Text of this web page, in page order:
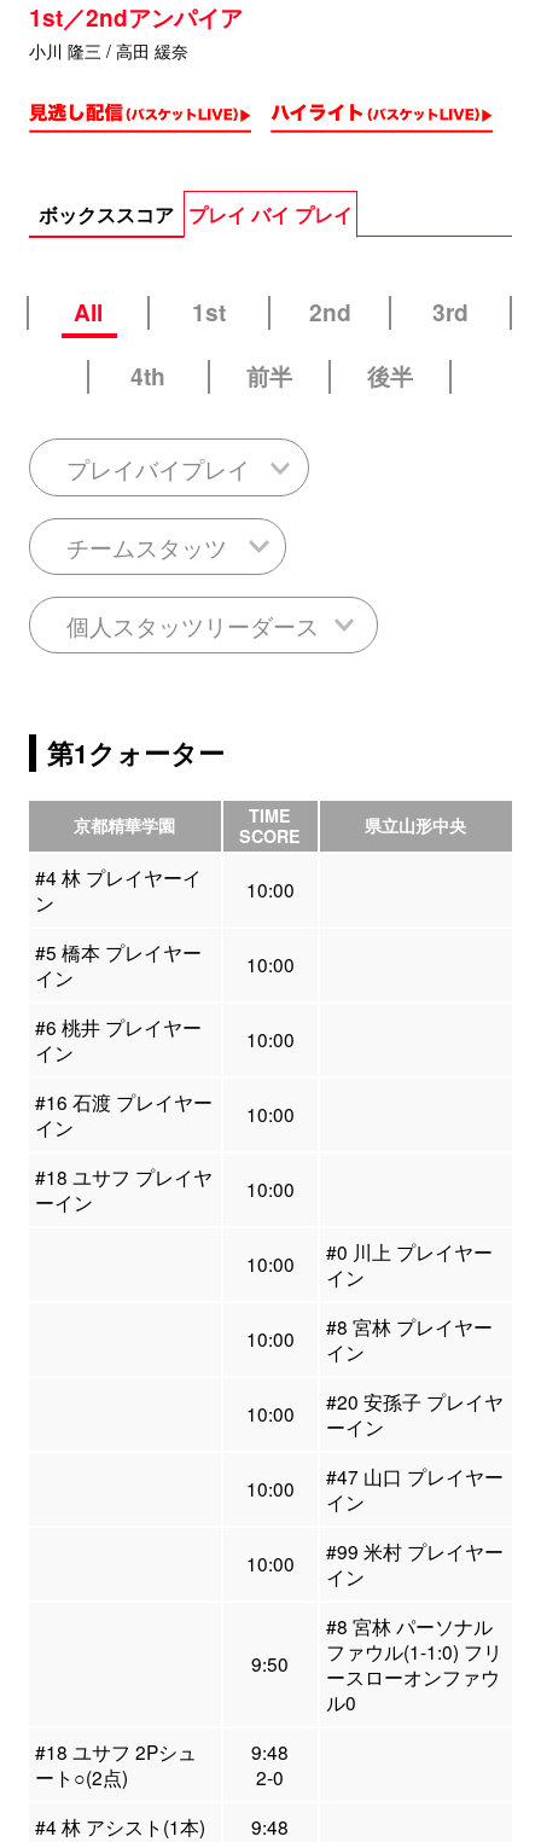
1st／2ndアンパイア
小川 隆三 / 高田 緩奈
ボックススコア プレイ バイ プレイ
All 1st 2nd
3rd
4th
前半 後半
プレイバイプレイ
チームスタッツ
個人スタッツリーダース
第1クォーター
京都精華学園
TIME
SCORE
県立山形中央
#4 林 プレイヤーイ
ン
10:00
#5 橋本 プレイヤー
イン
10:00
#6 桃井 プレイヤー
イン
10:00
#16 石渡 プレイヤー
イン
10:00
#18 ユサフ プレイヤ
ーイン
10:00
10:00
#0 川上 プレイヤー
イン
10:00
#8 宮林 プレイヤー
イン
10:00
#20 安孫子 プレイヤ
ーイン
10:00
#47 山口 プレイヤー
イン
10:00
#99 米村 プレイヤー
イン
9:50
#8 宮林 パーソナル
ファウル(1-1:0) フリ
ースローオンファウ
ル0
#18 ユサフ 2Pシュ
ート○(2点)
9:48
2-0
#4 林 アシスト(1本)
9:48